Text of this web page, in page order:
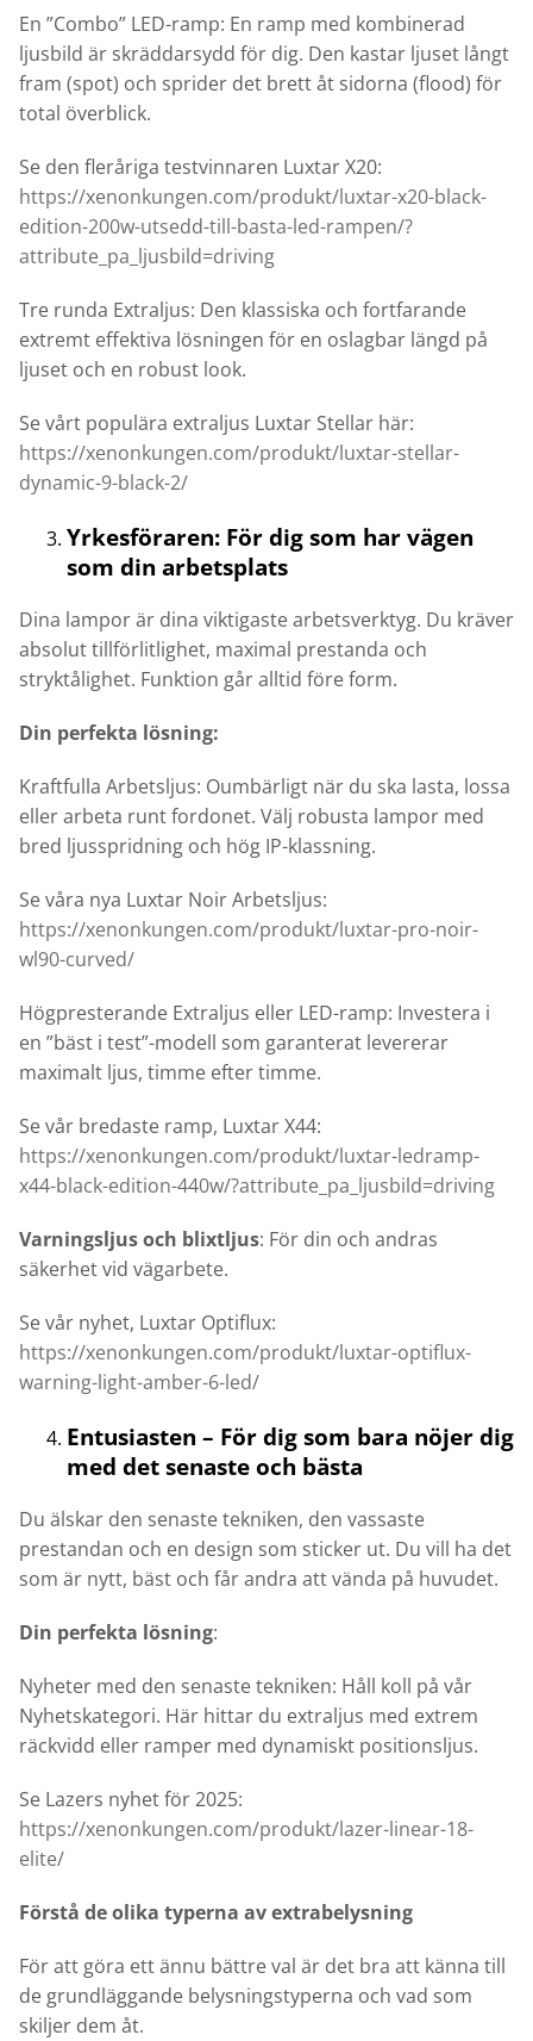
En ”Combo” LED-ramp: En ramp med kombinerad
ljusbild är skräddarsydd för dig. Den kastar ljuset långt
fram (spot) och sprider det brett åt sidorna (flood) för
total överblick.
Se den fleråriga testvinnaren Luxtar X20:
https://xenonkungen.com/produkt/luxtar-x20-black-
edition-200w-utsedd-till-basta-led-rampen/?
attribute_pa_ljusbild=driving
Tre runda Extraljus: Den klassiska och fortfarande
extremt effektiva lösningen för en oslagbar längd på
ljuset och en robust look.
Se vårt populära extraljus Luxtar Stellar här:
https://xenonkungen.com/produkt/luxtar-stellar-
dynamic-9-black-2/
Yrkesföraren: För dig som har vägen
som din arbetsplats
Dina lampor är dina viktigaste arbetsverktyg. Du kräver
absolut tillförlitlighet, maximal prestanda och
stryktålighet. Funktion går alltid före form.
Din perfekta lösning:
Kraftfulla Arbetsljus: Oumbärligt när du ska lasta, lossa
eller arbeta runt fordonet. Välj robusta lampor med
bred ljusspridning och hög IP-klassning.
Se våra nya Luxtar Noir Arbetsljus:
https://xenonkungen.com/produkt/luxtar-pro-noir-
wl90-curved/
Högpresterande Extraljus eller LED-ramp: Investera i
en ”bäst i test”-modell som garanterat levererar
maximalt ljus, timme efter timme.
Se vår bredaste ramp, Luxtar X44:
https://xenonkungen.com/produkt/luxtar-ledramp-
x44-black-edition-440w/?attribute_pa_ljusbild=driving
Varningsljus och blixtljus: För din och andras
säkerhet vid vägarbete.
Se vår nyhet, Luxtar Optiflux:
https://xenonkungen.com/produkt/luxtar-optiflux-
warning-light-amber-6-led/
Entusiasten – För dig som bara nöjer dig
med det senaste och bästa
Du älskar den senaste tekniken, den vassaste
prestandan och en design som sticker ut. Du vill ha det
som är nytt, bäst och får andra att vända på huvudet.
Din perfekta lösning:
Nyheter med den senaste tekniken: Håll koll på vår
Nyhetskategori. Här hittar du extraljus med extrem
räckvidd eller ramper med dynamiskt positionsljus.
Se Lazers nyhet för 2025:
https://xenonkungen.com/produkt/lazer-linear-18-
elite/
Förstå de olika typerna av extrabelysning
För att göra ett ännu bättre val är det bra att känna till
de grundläggande belysningstyperna och vad som
skiljer dem åt.